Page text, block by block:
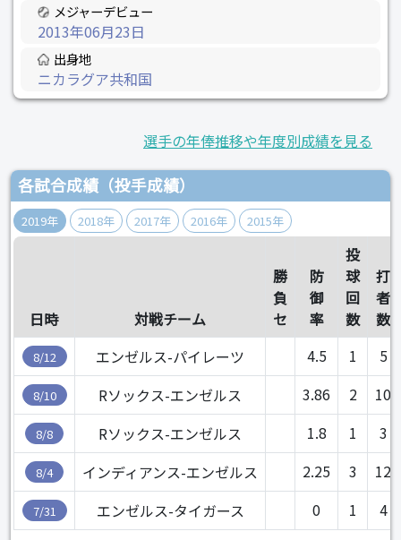
メジャーデビュー
2013年06月23日
出身地
ニカラグア共和国
選手の年俸推移や年度別成績を見る
各試合成績（投手成績）
2019年 2018年 2017年 2016年 2015年
日時 対戦チーム
勝
負
セ
防
御
率
投
球
回
数
打
者
数
8/12 エンゼルス-パイレーツ 4.5 1 5
8/10 Rソックス-エンゼルス 3.86 2 10
8/8 Rソックス-エンゼルス 1.8 1 3
8/4 インディアンス-エンゼルス 2.25 3 12
7/31 エンゼルス-タイガース 0 1 4